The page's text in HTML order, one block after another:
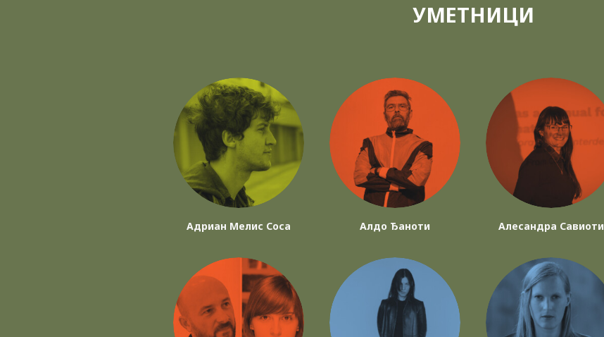
УМЕТНИЦИ
Адриан Мелис Соса Алдо Ђаноти Алесандра Савиоти